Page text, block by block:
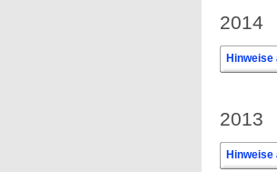
2014
Hinweise
2013
Hinweise